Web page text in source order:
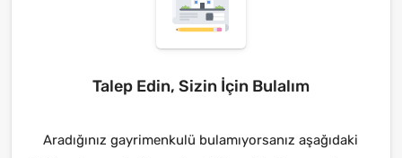
Talep Edin, Sizin İçin Bulalım
Aradığınız gayrimenkulü bulamıyorsanız aşağıdaki